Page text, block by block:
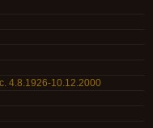
4.8.1926-10.12.2000